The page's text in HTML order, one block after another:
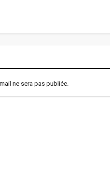
ne sera pas publiée.